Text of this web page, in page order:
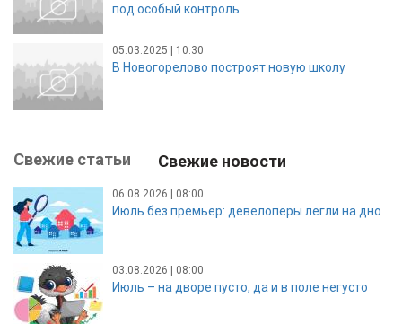
под особый контроль
05.03.2025 | 10:30
В Новогорелово построят новую школу
Свежие статьи Свежие новости
06.08.2026 | 08:00
Июль без премьер: девелоперы легли на дно
03.08.2026 | 08:00
Июль – на дворе пусто, да и в поле негусто